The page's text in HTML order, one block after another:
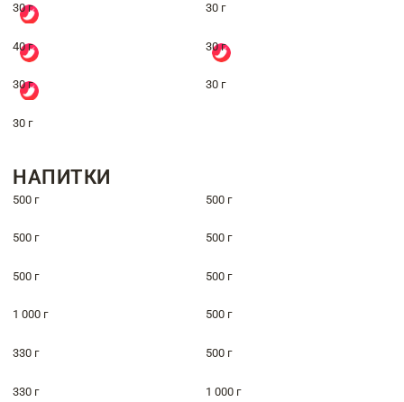
30 г 30 г
40 г 30 г
30 г 30 г
30 г
НАПИТКИ
500 г 500 г
500 г 500 г
500 г 500 г
1 000 г 500 г
330 г 500 г
330 г 1 000 г